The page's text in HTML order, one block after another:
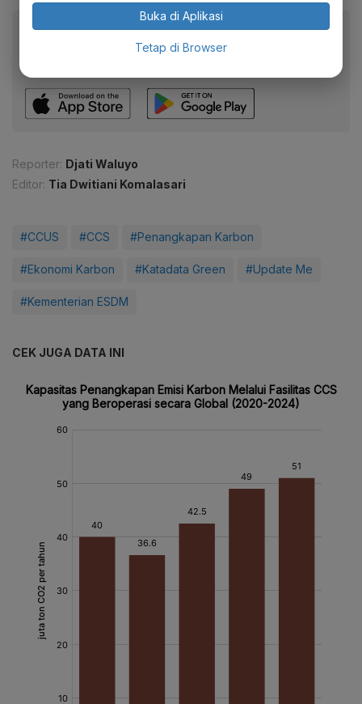
Baca artikel ini lewat aplikasi mobile.
Dapatkan pengalaman membaca lebih nyaman dan nikmati
fitur menarik lainnya lewat aplikasi mobile Katadata.
Reporter: Djati Waluyo
Editor: Tia Dwitiani Komalasari
#CCUS #CCS #Penangkapan Karbon
#Ekonomi Karbon #Katadata Green #Update Me
#Kementerian ESDM
CEK JUGA DATA INI
Buka di Aplikasi
Tetap di Browser